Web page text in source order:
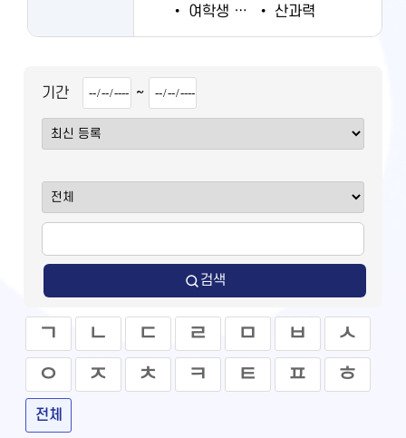
•
여학생 흡연율 • 산과력
기간 ~
검색
ㄱ ㄴ ㄷ ㄹ ㅁ ㅂ
ㅅ
ㅇ
ㅈ ㅊ ㅋ ㅌ ㅍ ㅎ
전체